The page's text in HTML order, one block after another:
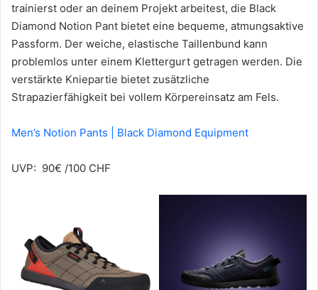
trainierst oder an deinem Projekt arbeitest, die Black
Diamond Notion Pant bietet eine bequeme, atmungsaktive
Passform. Der weiche, elastische Taillenbund kann
problemlos unter einem Klettergurt getragen werden. Die
verstärkte Kniepartie bietet zusätzliche
Strapazierfähigkeit bei vollem Körpereinsatz am Fels.
Men’s Notion Pants | Black Diamond Equipment
UVP: 90€ /100 CHF